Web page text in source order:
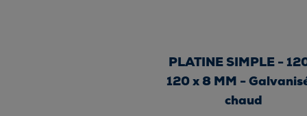
PLATINE SIMPLE -
120 x 8 MM -
chaud